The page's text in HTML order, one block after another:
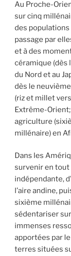
Au Proche-
sur cinq
des
passage par
et à des
céramique (dès
du Nord et au
dès le
(riz et millet
Extrême-
agriculture
millénaire) en
Dans les
survenir en tout
indépendante,
l’aire andine,
sixième
sédentariser
immenses
apportées par
terres situées